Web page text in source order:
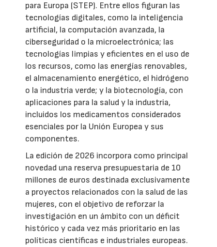
para Europa (STEP). Entre ellos figuran las
tecnologías digitales, como la inteligencia
artificial, la computación avanzada, la
ciberseguridad o la microelectrónica; las
tecnologías limpias y eficientes en el uso de
los recursos, como las energías renovables,
el almacenamiento energético, el hidrógeno
o la industria verde; y la biotecnología, con
aplicaciones para la salud y la industria,
incluidos los medicamentos considerados
esenciales por la Unión Europea y sus
componentes.
La edición de 2026 incorpora como principal
novedad una reserva presupuestaria de 10
millones de euros destinada exclusivamente
a proyectos relacionados con la salud de las
mujeres, con el objetivo de reforzar la
investigación en un ámbito con un déficit
histórico y cada vez más prioritario en las
políticas científicas e industriales europeas.